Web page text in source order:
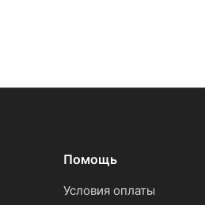
Помощь
Условия оплаты